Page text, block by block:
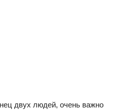
двух людей, очень важно